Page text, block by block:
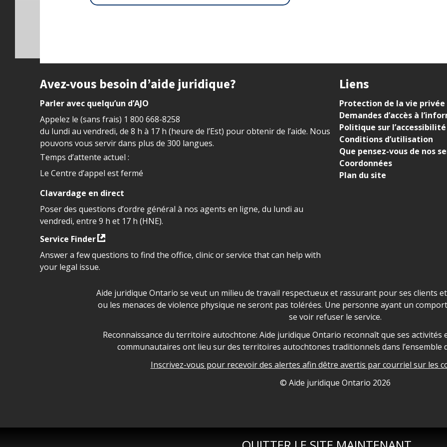
Site footer
Avez-vous besoin d’aide juridique?
Parler avec quelqu’un d’AJO
Appelez le (sans frais) 1 800 668-8258
du lundi au vendredi, de 8 h à 17 h (heure de l’Est) pour obtenir de l’aide. Nous
pouvons vous servir dans plus de 300 langues.
Temps d’attente actuel :
Le Centre d’appel est fermé
Clavardage en direct
Poser des questions d’ordre général à nos agents en ligne, du lundi au
vendredi, entre 9 h et 17 h (HNE).
Service Finder
Answer a few questions to find the office, clinic or service that can help with
your legal issue.
Liens
Protection de la vie privée
Demandes d’accès à
Politique sur l’accessibilité
Conditions d’utilisation
Que pensez-vous de nos
Coordonnées
Plan du site
Déclaration sur la sécurité dans les locaux d'AJO.
Aide juridique Ontario se veut un milieu de travail respectueux et rassurant pour ses clients
ou les menaces de violence physique ne seront pas tolérées. Une personne ayant un
se voir refuser le service.
Legal Aid Ontario land acknowledgement
Reconnaissance du territoire autochtone: Aide juridique Ontario reconnaît que ses activités
communautaires ont lieu sur des territoires autochtones traditionnels dans l’ensemble
Inscrivez-vous pour recevoir des alertes afin dêtre avertis par courriel sur les
© Aide juridique Ontario 2026